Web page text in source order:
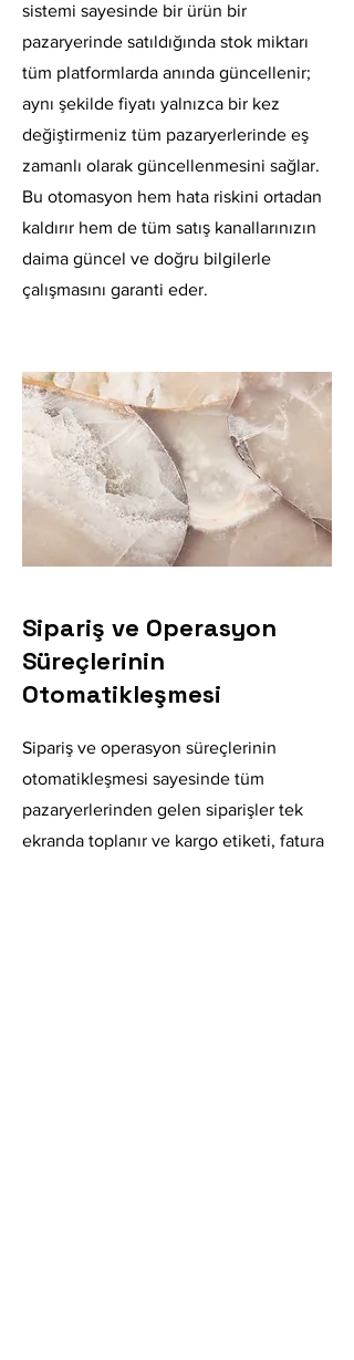
sistemi sayesinde bir ürün bir
pazaryerinde satıldığında stok miktarı
tüm platformlarda anında güncellenir;
aynı şekilde fiyatı yalnızca bir kez
değiştirmeniz tüm pazaryerlerinde eş
zamanlı olarak güncellenmesini sağlar.
Bu otomasyon hem hata riskini ortadan
kaldırır hem de tüm satış kanallarınızın
daima güncel ve doğru bilgilerle
çalışmasını garanti eder.
Sipariş ve Operasyon
Süreçlerinin
Otomatikleşmesi
Sipariş ve operasyon süreçlerinin
otomatikleşmesi sayesinde tüm
pazaryerlerinden gelen siparişler tek
ekranda toplanır ve kargo etiketi, fatura